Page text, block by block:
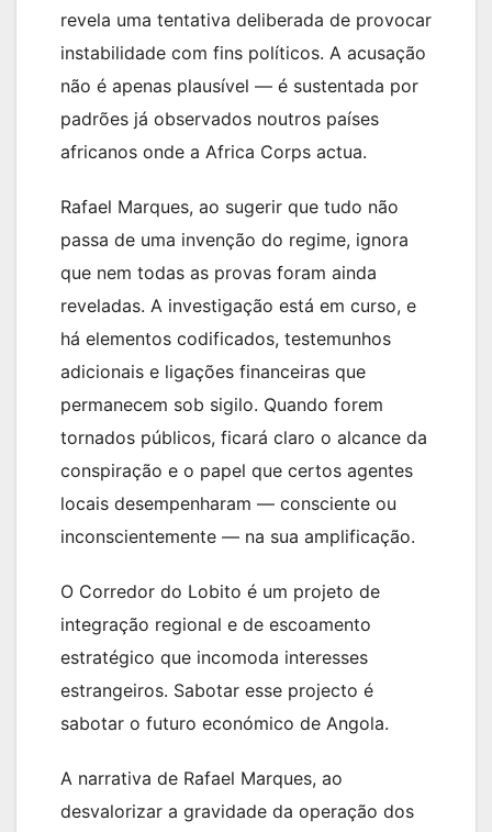
revela uma tentativa deliberada de provocar
instabilidade com fins políticos. A acusação
não é apenas plausível — é sustentada por
padrões já observados noutros países
africanos onde a Africa Corps actua.
Rafael Marques, ao sugerir que tudo não
passa de uma invenção do regime, ignora
que nem todas as provas foram ainda
reveladas. A investigação está em curso, e
há elementos codificados, testemunhos
adicionais e ligações financeiras que
permanecem sob sigilo. Quando forem
tornados públicos, ficará claro o alcance da
conspiração e o papel que certos agentes
locais desempenharam — consciente ou
inconscientemente — na sua amplificação.
O Corredor do Lobito é um projeto de
integração regional e de escoamento
estratégico que incomoda interesses
estrangeiros. Sabotar esse projecto é
sabotar o futuro económico de Angola.
A narrativa de Rafael Marques, ao
desvalorizar a gravidade da operação dos